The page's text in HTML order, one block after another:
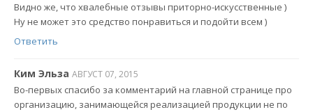
Видно же, что хвалебные отзывы приторно-искусственные )
Ну не может это средство понравиться и подойти всем )
Ответить
Ким Эльза АВГУСТ 07, 2015
Во-первых спасибо за комментарий на главной странице про
организацию, занимающейся реализацией продукции не по